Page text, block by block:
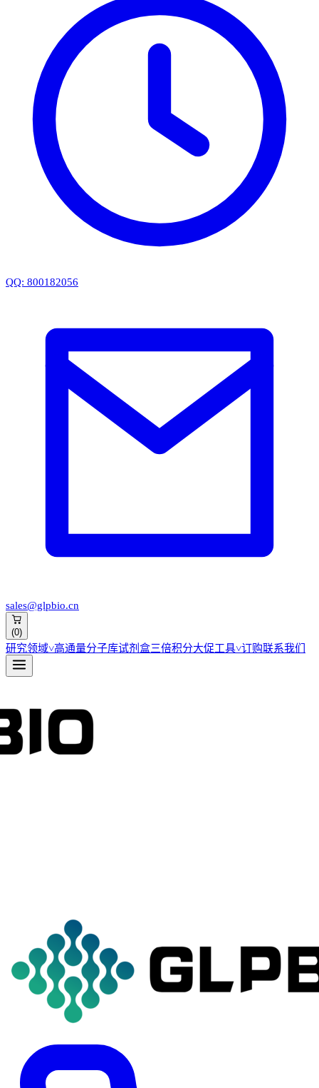
QQ: 800182056
sales@glpbio.cn
(0)
研究领域˅高通量分子库试剂盒三倍积分大促工具˅订购联系我们